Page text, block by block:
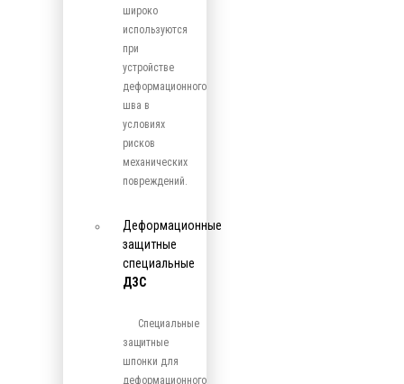
широко
используются
при
устройстве
деформационного
шва в
условиях
рисков
механических
повреждений.
Деформационные
защитные
специальные
ДЗС
Специальные
защитные
шпонки для
деформационного